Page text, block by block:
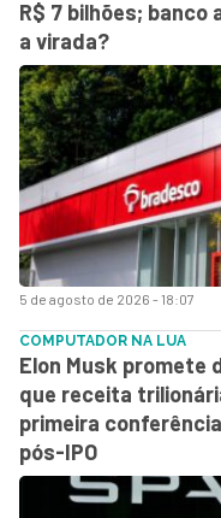
5 de agosto de 2026 - 18:07
R$ 7 bilhões;
a virada?
COMPUTADOR NA LUA
Elon Musk promete
que receita
primeira
pós-IPO